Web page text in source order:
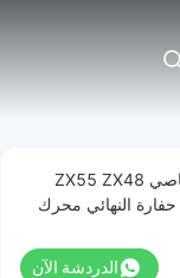
TM06F محرك السفر عاصي ZX55 ZX48
الدردشة الآن